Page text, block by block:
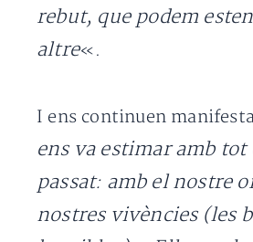
rebut, que podem
altre«.
I ens continuen
ens va estimar amb tot
passat: amb el nostre
nostres vivències (les